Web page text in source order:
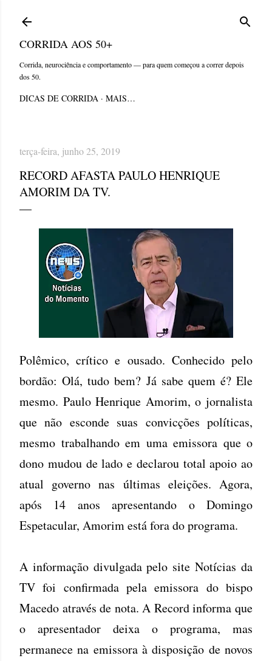
CORRIDA AOS 50+
Corrida, neurociência e comportamento — para quem começou a correr depois
dos 50.
DICAS DE CORRIDA MAIS…
terça-feira, junho 25, 2019
RECORD AFASTA PAULO HENRIQUE
AMORIM DA TV.
Polêmico, crítico e ousado. Conhecido pelo
bordão: Olá, tudo bem? Já sabe quem é? Ele
mesmo. Paulo Henrique Amorim, o jornalista
que não esconde suas convicções políticas,
mesmo trabalhando em uma emissora que o
dono mudou de lado e declarou total apoio ao
atual governo nas últimas eleições. Agora,
após 14 anos apresentando o Domingo
Espetacular, Amorim está fora do programa.
A informação divulgada pelo site Notícias da
TV foi confirmada pela emissora do bispo
Macedo através de nota. A Record informa que
o apresentador deixa o programa, mas
permanece na emissora à disposição de novos